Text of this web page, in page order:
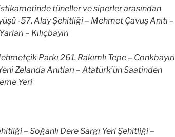
istikametinde tüneller ve siperler arasından
-57. Alay Şehitliği – Mehmet Çavuş Anıtı –
– Kılıçbayırı
Parkı 261. Rakımlı Tepe – Conkbayırı
Zelanda Anıtları – Atatürk’ün Saatinden
Yeri
– Soğanlı Dere Sargı Yeri Şehitliği –